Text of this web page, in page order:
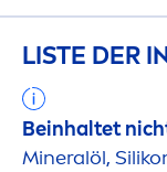
LISTE DER
Beinhaltet
Mineralöl,